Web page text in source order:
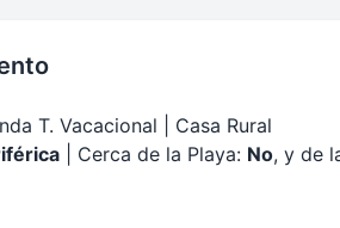
T. Vacacional | Casa Rural
| Cerca de la Playa: No, y de